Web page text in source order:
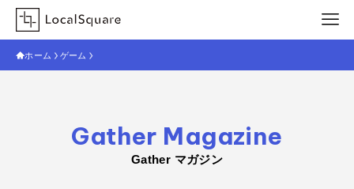
ホーム ゲーム
Gather Magazine
Gather マガジン